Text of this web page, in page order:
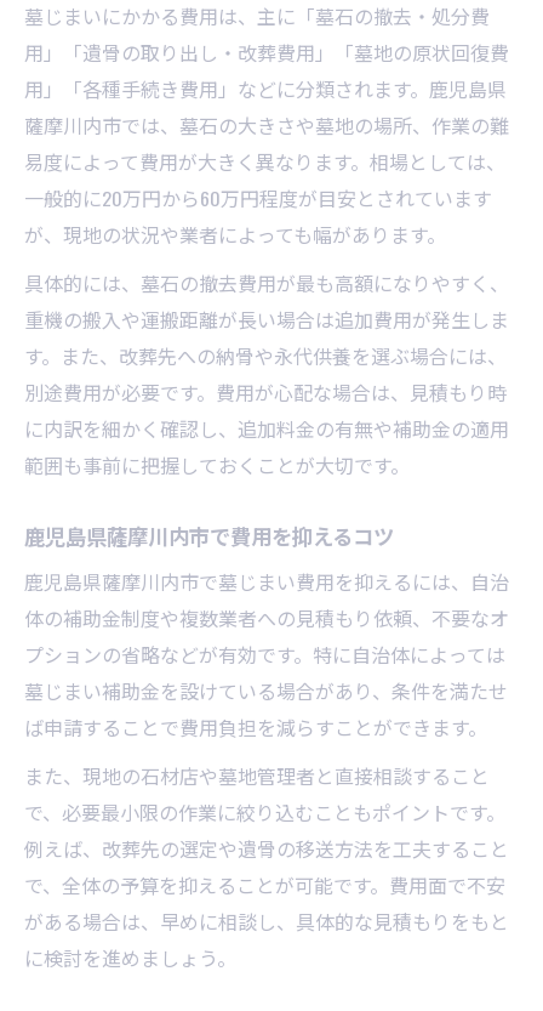
墓じまいにかかる費用は、主に「墓石の撤去・処分費
用」「遺骨の取り出し・改葬費用」「墓地の原状回復費
用」「各種手続き費用」などに分類されます。鹿児島県
薩摩川内市では、墓石の大きさや墓地の場所、作業の難
易度によって費用が大きく異なります。相場としては、
一般的に20万円から60万円程度が目安とされています
が、現地の状況や業者によっても幅があります。
具体的には、墓石の撤去費用が最も高額になりやすく、
重機の搬入や運搬距離が長い場合は追加費用が発生しま
す。また、改葬先への納骨や永代供養を選ぶ場合には、
別途費用が必要です。費用が心配な場合は、見積もり時
に内訳を細かく確認し、追加料金の有無や補助金の適用
範囲も事前に把握しておくことが大切です。
鹿児島県薩摩川内市で費用を抑えるコツ
鹿児島県薩摩川内市で墓じまい費用を抑えるには、自治
体の補助金制度や複数業者への見積もり依頼、不要なオ
プションの省略などが有効です。特に自治体によっては
墓じまい補助金を設けている場合があり、条件を満たせ
ば申請することで費用負担を減らすことができます。
また、現地の石材店や墓地管理者と直接相談すること
で、必要最小限の作業に絞り込むこともポイントです。
例えば、改葬先の選定や遺骨の移送方法を工夫すること
で、全体の予算を抑えることが可能です。費用面で不安
がある場合は、早めに相談し、具体的な見積もりをもと
に検討を進めましょう。